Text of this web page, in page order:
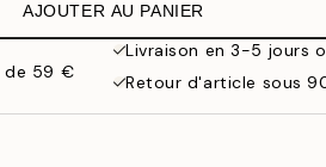
AJOUTER AU PANIER
Livraison en 3-5 jours
de 59 €
Retour d'article sous